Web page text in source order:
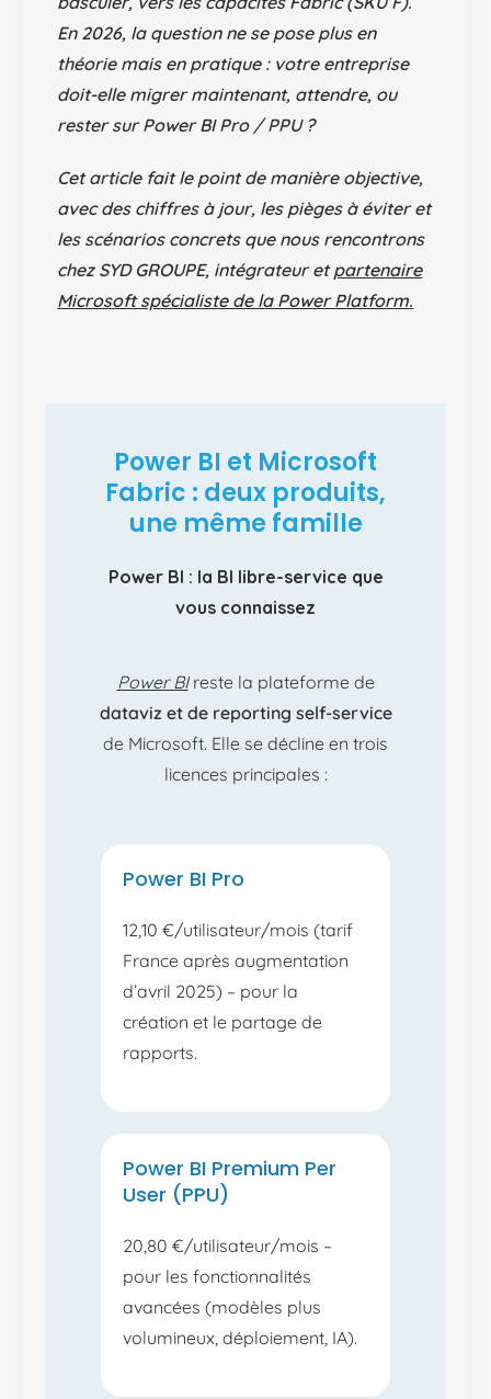
En 2026, la question ne se pose plus en
théorie mais en pratique : votre entreprise
doit-elle migrer maintenant, attendre, ou
rester sur Power BI Pro / PPU ?
Cet article fait le point de manière objective,
avec des chiffres à jour, les pièges à éviter et
les scénarios concrets que nous rencontrons
chez SYD GROUPE, intégrateur etpartenaire
Microsoft spécialiste de la Power Platform.
Power BI et Microsoft
Fabric : deux produits,
une même famille
Power BI : la BI libre-service que
vous connaissez
Power BIreste la plateforme de
dataviz et de reporting self-service
de Microsoft. Elle se décline en trois
licences principales :
Power BI Pro
12,10 €/utilisateur/mois (tarif
France après augmentation
d’avril 2025) – pour la
création et le partage de
rapports.
Power BI Premium Per
User (PPU)
20,80 €/utilisateur/mois –
pour les fonctionnalités
avancées (modèles plus
volumineux, déploiement, IA).